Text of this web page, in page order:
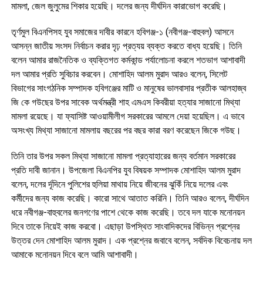
মামলা, জেল জুলুমের শিকার হয়েছি। দলের জন্য দীর্ঘদিন কারাভোগ করেছি।
তৃর্ণমুল বিএনপিসহ যুব সমাজের দাবীর কারনে হবিগঞ্জ-১ (নবীগঞ্জ-বাহুবল) আসনে
আসন্ন জাতীয় সংসদ নির্বাচন করার দৃঢ় প্রত্যয় ব্যক্ত করতে বাধ্য হয়েছি। তিনি
বলেন আমার রাজনৈতিক ও ব্যক্তিগত কর্মকান্ড পর্যালোচনা করলে শতভাগ আশাবাদী
দল আমার প্রতি সুবিচার করবেন। মোশাহিদ আলম মুরাদ আরও বলেন, সিলেট
বিভাগের সাংগঠনিক সম্পাদক হবিগঞ্জের মাটি ও মানুষের ভালবাসার প্রতীক আলহাজ্ব
জি কে গউছের উপর সাবেক অর্থমন্ত্রী শাহ এমএস কিবরীয়া হত্যার সাজানো মিথ্যা
মামলা রয়েছে। যা ফ্যাসিষ্ট আওয়ামীলীগ সরকারের আমলে দেয়া হয়েছিল। এ ভাবে
অসংখ্য মিথ্যা সাজানো মামলায় বছরের পর বছর কারা বরণ করেছেন জিকে গউছ।
তিনি তার উপর সকল মিথ্যা সাজানো মামলা প্রত্যাহারের জন্য বর্তমান সরকারের
প্রতি দাবী জানান। উপজেলা বিএনপির যুব বিষয়ক সম্পাদক মোশাহিদ আলম মুরাদ
বলেন, দলের র্দূদিনে পুলিশের হুলিয়া মাথায় নিয়ে জীবনের ঝুকিঁ নিয়ে দলের এবং
কর্মীদের জন্য কাজ করেছি। কারো সাথে আতাত করিনি। তিনি আরও বলেন, দীর্ঘদিন
ধরে নবীগঞ্জ-বাহুবলের জনগণের পাশে থেকে কাজ করেছি। তবে দল যাকে মনোনয়ন
দিবে তাকে নিয়েই কাজ করবো। এছাড়া উপস্থিত সাংবাদিকদের বিভিন্ন প্রশ্নের
উত্তর দেন মোশাহিদ আলম মুরাদ। এক প্রশ্নের জবাবে বলেন, সর্বদিক বিবেচনায় দল
আমাকে মনোনয়ন দিবে বলে আমি আশাবাদী।